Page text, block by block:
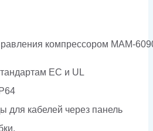
компрессором MAM-
EC и UL
для кабелей через панель